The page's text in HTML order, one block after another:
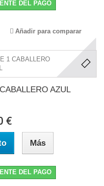
DEL PAGO
Añadir para comparar
AZUL
€
Más
DEL PAGO